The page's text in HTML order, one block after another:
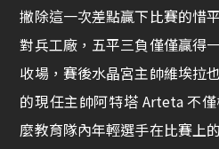
撇除這一次差點贏下比賽的惜
對兵工廠，五平三負僅僅贏得
收場，賽後水晶宮主帥維埃拉
的現任主帥阿特塔 Arteta 不
麼教育隊內年輕選手在比賽上